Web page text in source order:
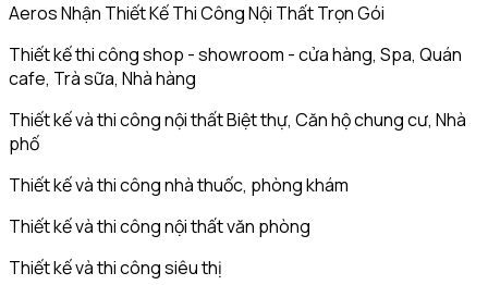
Aeros Nhận Thiết Kế Thi Công Nội Thất Trọn Gói
Thiết kế thi công shop - showroom - cửa hàng, Spa, Quán
cafe, Trà sữa, Nhà hàng
Thiết kế và thi công nội thất Biệt thự, Căn hộ chung cư, Nhà
phố
Thiết kế và thi công nhà thuốc, phòng khám
Thiết kế và thi công nội thất văn phòng
Thiết kế và thi công siêu thị